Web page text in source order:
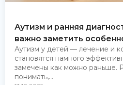
Аутизм и ранняя
важно заметить
Аутизм у детей — лечение и
становятся намного
замечены как можно раньше.
понимать,...